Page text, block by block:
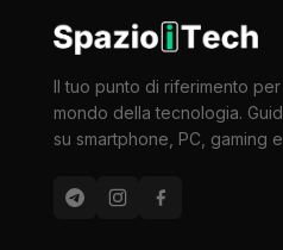
Il tuo punto di riferimento
mondo della tecnologia.
su smartphone, PC, gaming